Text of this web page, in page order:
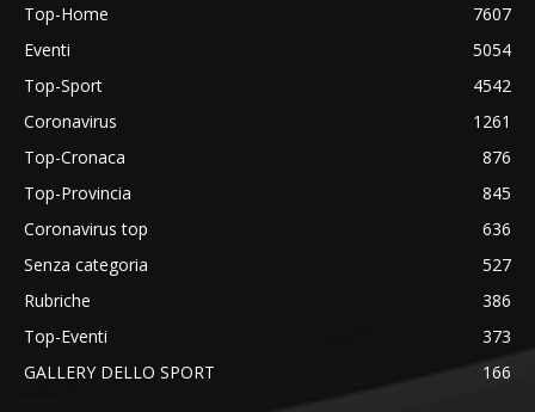
Top-Home
7607
Eventi
5054
Top-Sport
4542
Coronavirus
1261
Top-Cronaca
876
Top-Provincia
845
Coronavirus top
636
Senza categoria
527
Rubriche
386
Top-Eventi
373
GALLERY DELLO SPORT
166